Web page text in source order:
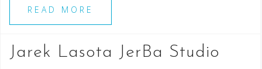
READ MORE
Jarek Lasota JerBa Studio